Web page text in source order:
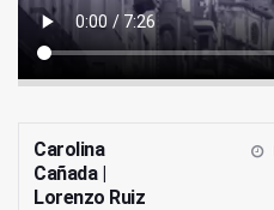
Carolina
Cañada |
Lorenzo Ruiz